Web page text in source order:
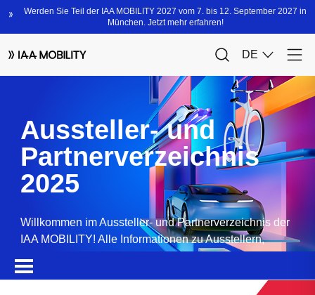
Aussteller- und
Partnerverzeichnis
2025
Willkommen im Aussteller- und Partnerverzeichnis der
IAA MOBILITY! Alle Informationen zu Ausstellern,